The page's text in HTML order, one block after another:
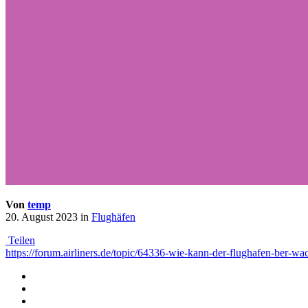
Von temp
20. August 2023 in Flughäfen
Teilen
https://forum.airliners.de/topic/64336-wie-kann-der-flughafen-ber-